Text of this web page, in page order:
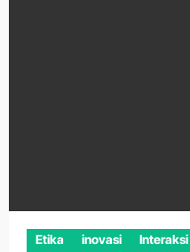
Etika inovasi Interaksi